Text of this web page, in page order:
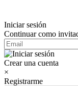
Iniciar sesión
Continuar como
Crear una cuenta
×
Registrarme